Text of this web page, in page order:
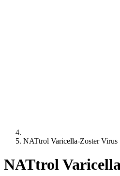
NATtrol Varicella-Zoster Virus
NATtrol